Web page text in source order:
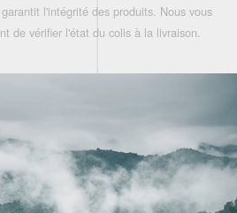
l'intégrité des produits. Nous vous
de vérifier l'état du colis à la livraison.